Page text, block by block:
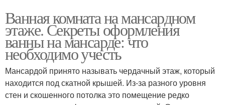
Ванная комната на мансардном
этаже. Секреты оформления
ванны на мансарде: что
необходимо учесть
Мансардой принято называть чердачный этаж, который
находится под скатной крышей. Из-за разного уровня
стен и скошенного потолка это помещение редко